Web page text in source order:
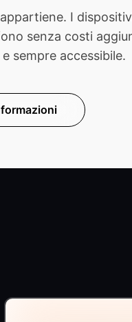
I
senza costi
sempre accessibile.